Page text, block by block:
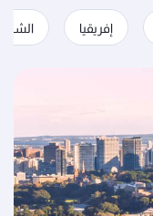
إفريقيا